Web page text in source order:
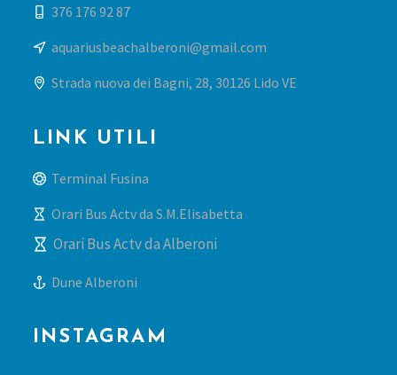
376 176 92 87
aquariusbeachalberoni@gmail.com
Strada nuova dei Bagni, 28, 30126 Lido VE
LINK UTILI
Terminal Fusina
Orari Bus Actv da S.M.Elisabetta
Orari Bus Actv da Alberoni
Dune Alberoni
INSTAGRAM